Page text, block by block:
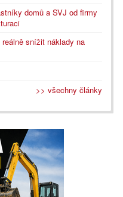
domů a SVJ od firmy
snížit náklady na
>> všechny články